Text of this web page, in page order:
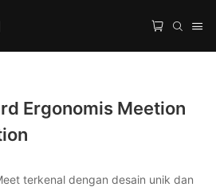
Ergonomis Meetion
terkenal dengan desain unik dan